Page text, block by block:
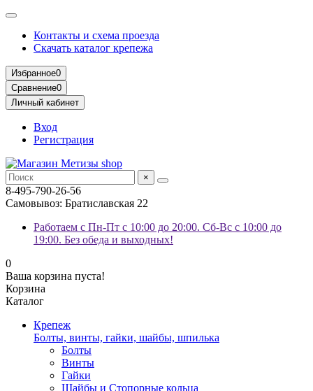
Контакты и схема проезда
Скачать каталог крепежа
Избранное0
Сравнение0
Личный кабинет
Вход
Регистрация
×
8-495-790-26-56
Самовывоз: Братиславская 22
Работаем с Пн-Пт с 10:00 до 20:00. Сб-Вс с 10:00 до
19:00. Без обеда и выходных!
0
Ваша корзина пуста!
Корзина
Каталог
Крепеж
Болты, винты, гайки, шайбы, шпилька
Болты
Винты
Гайки
Шайбы и Стопорные кольца